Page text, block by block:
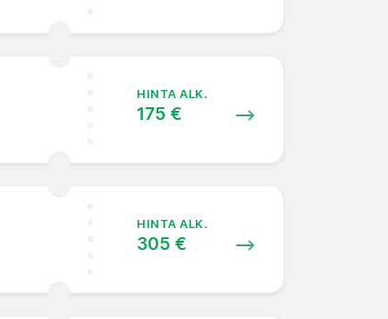
HINTA ALK.
175 €
HINTA ALK.
305 €